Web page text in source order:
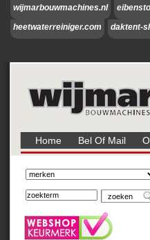
wijmarbouwmachines.nl
heetwaterreiniger.com
daktent-
Home Bel Of Mail